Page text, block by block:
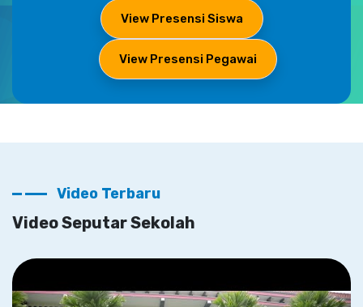
View Presensi Siswa
View Presensi Pegawai
Video Terbaru
Video Seputar Sekolah